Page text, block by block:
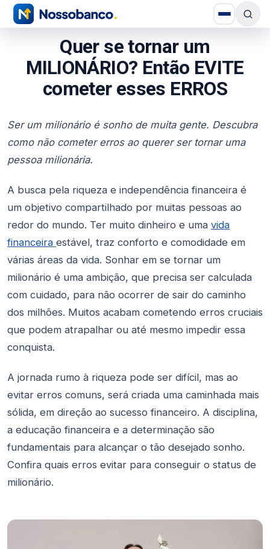
Quer se tornar um
MILIONÁRIO? Então EVITE
cometer esses ERROS
Ser um milionário é sonho de muita gente. Descubra
como não cometer erros ao querer ser tornar uma
pessoa milionária.
A busca pela riqueza e independência financeira é
um objetivo compartilhado por muitas pessoas ao
redor do mundo. Ter muito dinheiro e uma vida
financeira estável, traz conforto e comodidade em
várias áreas da vida. Sonhar em se tornar um
milionário é uma ambição, que precisa ser calculada
com cuidado, para não ocorrer de sair do caminho
dos milhões. Muitos acabam cometendo erros cruciais
que podem atrapalhar ou até mesmo impedir essa
conquista.
A jornada rumo à riqueza pode ser difícil, mas ao
evitar erros comuns, será criada uma caminhada mais
sólida, em direção ao sucesso financeiro. A disciplina,
a educação financeira e a determinação são
fundamentais para alcançar o tão desejado sonho.
Confira quais erros evitar para conseguir o status de
milionário.